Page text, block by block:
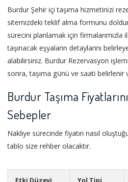
Burdur Şehir içi taşıma hizmetinizi
sitemizdeki teklif alma formunu
sürecini planlamak için firmalarımızla
taşınacak eşyaların detaylarını
alabilirsiniz. Burdur Rezervasyon
sonra, taşıma günü ve saati belirlenir
Burdur Taşıma
Sebepler
Nakliye sürecinde fiyatın nasıl
tablo size rehber olacaktır.
Etki Düzeyi Yol Tipi